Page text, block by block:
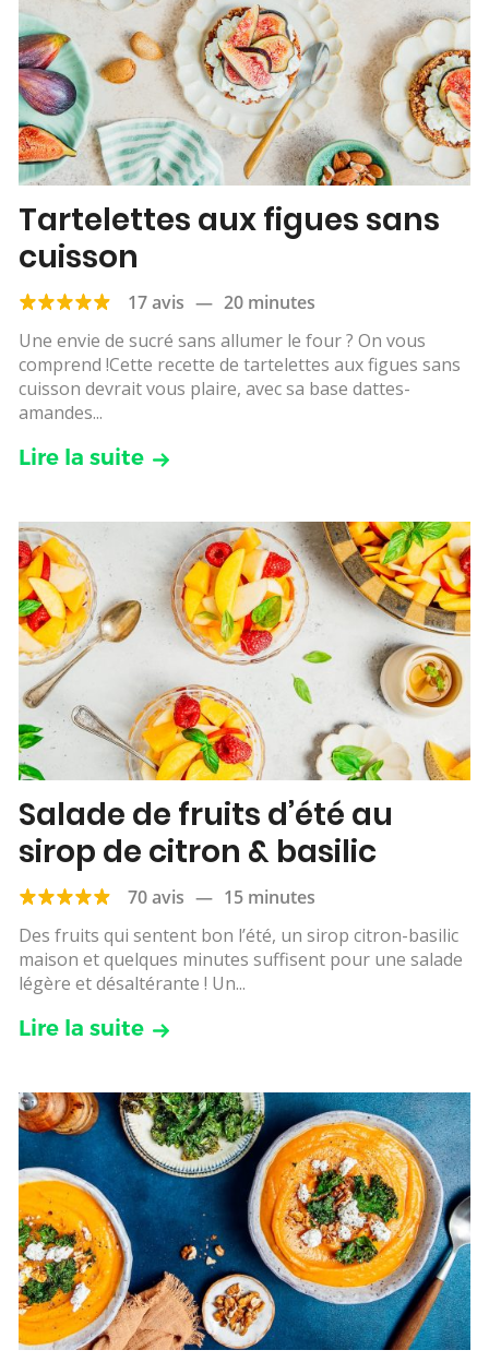
Tartelettes aux figues sans
cuisson
17 avis — 20 minutes
Une envie de sucré sans allumer le four ? On vous
comprend !Cette recette de tartelettes aux figues sans
cuisson devrait vous plaire, avec sa base dattes-
amandes...
Lire la suite
Salade de fruits d’été au
sirop de citron & basilic
70 avis — 15 minutes
Des fruits qui sentent bon l’été, un sirop citron-basilic
maison et quelques minutes suffisent pour une salade
légère et désaltérante ! Un...
Lire la suite